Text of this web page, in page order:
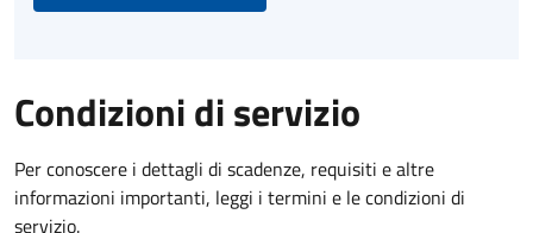
Condizioni di servizio
Per conoscere i dettagli di scadenze, requisiti e altre
informazioni importanti, leggi i termini e le condizioni di
servizio.